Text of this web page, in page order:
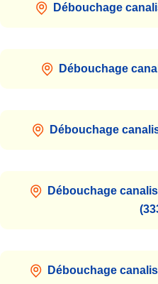
Débouchage
Débouchage
Débouchage
Débouchage
Débouchage